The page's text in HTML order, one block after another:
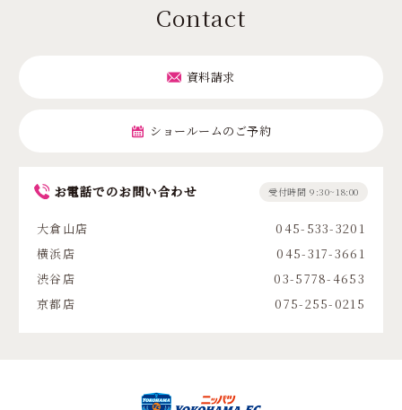
Contact
資料請求
ショールームのご予約
お電話でのお問い合わせ 受付時間 9:30~18:00
大倉山店
045-533-3201
横浜店
045-317-3661
渋谷店
03-5778-4653
京都店
075-255-0215